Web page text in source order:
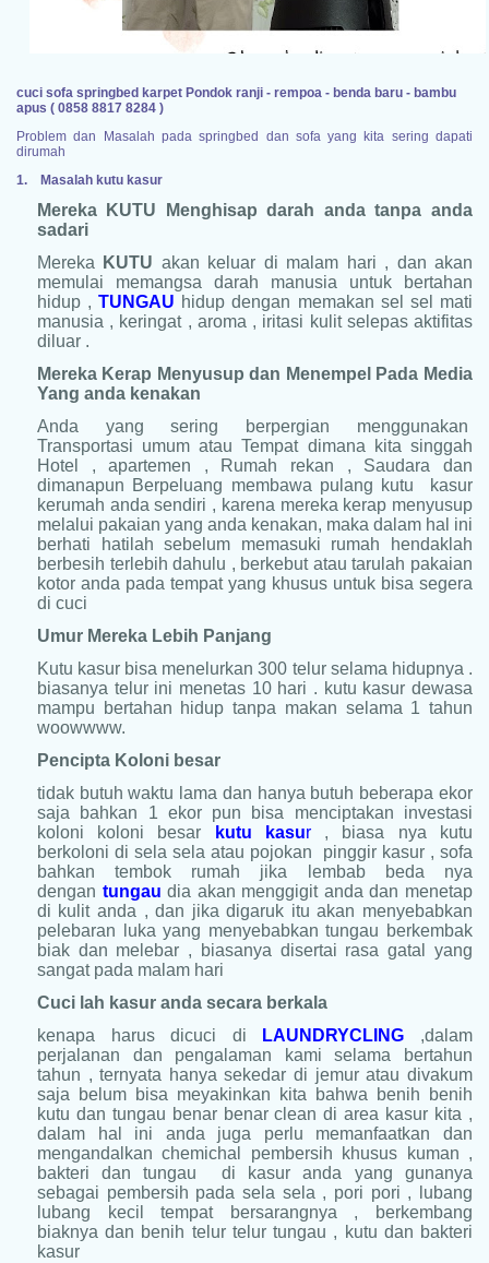
cuci sofa springbed karpet Pondok ranji - rempoa - benda baru - bambu
apus ( 0858 8817 8284 )
Problem dan Masalah pada springbed dan sofa yang kita sering dapati
dirumah
1.
Masalah kutu kasur
Mereka KUTU Menghisap darah anda tanpa anda
sadari
Mereka
KUTU akan keluar di malam hari , dan akan
memulai memangsa darah manusia untuk bertahan
hidup ,TUNGAU hidup dengan memakan sel sel mati
manusia , keringat , aroma , iritasi kulit selepas aktifitas
diluar .
Mereka Kerap Menyusup dan Menempel Pada Media
Yang anda kenakan
Anda yang sering berpergian menggunakan
Transportasi umum atau Tempat dimana kita singgah
Hotel , apartemen , Rumah rekan , Saudara dan
dimanapun Berpeluang membawa pulang kutu kasur
kerumah anda sendiri , karena mereka kerap menyusup
melalui pakaian yang anda kenakan, maka dalam hal ini
berhati hatilah sebelum memasuki rumah hendaklah
berbesih terlebih dahulu , berkebut atau tarulah pakaian
kotor anda pada tempat yang khusus untuk bisa segera
di cuci
Umur Mereka Lebih Panjang
Kutu kasur bisa menelurkan 300 telur selama hidupnya .
biasanya telur ini menetas 10 hari . kutu kasur dewasa
mampu bertahan hidup tanpa makan selama 1 tahun
woowwww.
Pencipta Koloni besar
tidak butuh waktu lama dan hanya butuh beberapa ekor
saja bahkan 1 ekor pun bisa menciptakan investasi
koloni koloni besar
kutu kasur , biasa nya kutu
berkoloni di sela sela atau pojokan pinggir kasur , sofa
bahkan tembok rumah jika lembab beda nya
dengan tungau dia akan menggigit anda dan menetap
di kulit anda , dan jika digaruk itu akan menyebabkan
pelebaran luka yang menyebabkan tungau berkembak
biak dan melebar , biasanya disertai rasa gatal yang
sangat pada malam hari
Cuci lah kasur anda secara berkala
kenapa harus dicuci di
LAUNDRYCLING ,dalam
perjalanan dan pengalaman kami selama bertahun
tahun , ternyata hanya sekedar di jemur atau divakum
saja belum bisa meyakinkan kita bahwa benih benih
kutu dan tungau benar benar clean di area kasur kita ,
dalam hal ini anda juga perlu memanfaatkan dan
mengandalkan chemichal pembersih khusus kuman ,
bakteri dan tungau di kasur anda yang gunanya
sebagai pembersih pada sela sela , pori pori , lubang
lubang kecil tempat bersarangnya , berkembang
biaknya dan benih telur telur tungau , kutu dan bakteri
kasur